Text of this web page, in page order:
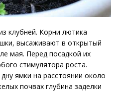
клубней. Корни лютика
высаживают в открытый
мая. Перед посадкой их
стимулятора роста.
ямки на расстоянии около
почвах глубина заделки